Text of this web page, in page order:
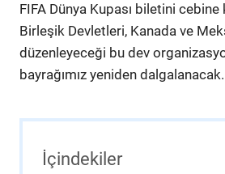
FIFA Dünya Kupası biletini
Birleşik Devletleri, Kanada ve
düzenleyeceği bu dev
bayrağımız yeniden dalgalanacak.
İçindekiler